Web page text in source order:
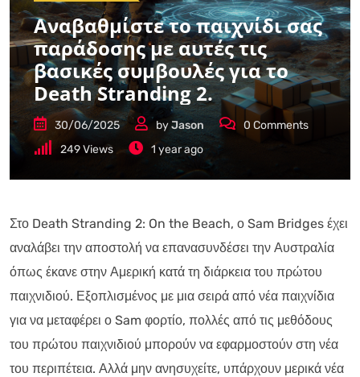
Αναβαθμίστε το παιχνίδι σας
παράδοσης με αυτές τις
βασικές συμβουλές για το
Death Stranding 2.
30/06/2025 byJason 0 Comments
249Views 1 year ago
Στο Death Stranding 2: On the Beach, ο Sam Bridges έχει
αναλάβει την αποστολή να επανασυνδέσει την Αυστραλία
όπως έκανε στην Αμερική κατά τη διάρκεια του πρώτου
παιχνιδιού. Εξοπλισμένος με μια σειρά από νέα παιχνίδια
για να μεταφέρει ο Sam φορτίο, πολλές από τις μεθόδους
του πρώτου παιχνιδιού μπορούν να εφαρμοστούν στη νέα
του περιπέτεια. Αλλά μην ανησυχείτε, υπάρχουν μερικά νέα